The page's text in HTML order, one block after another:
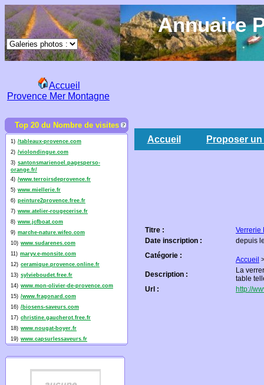
Annuaire
Accueil
Provence Mer Montagne
Top 20 du Nombre de visites
1) /tableaux-provence.com
2) /violondingue.com
3) santonsmarienoel.pagesperso-
orange.fr/
4) /www.terroirsdeprovence.fr
5) www.miellerie.fr
6) peinture2provence.free.fr
7) www.atelier-rougecerise.fr
8) www.jcfboat.com
9) marche-nature.wifeo.com
10) www.sudarenes.com
11) maryv.e-monsite.com
12) ceramique.provence.online.fr
13) sylvieboudet.free.fr
14) www.mon-olivier-de-provence.com
15) /www.fragonard.com
16) /biosens-saveurs.com
17) christine.gaucherot.free.fr
18) www.nougat-boyer.fr
19) www.capsurlessaveurs.fr
Accueil Proposer
Titre :
Verrerie
Date inscription :
depuis
Catégorie :
Accueil
Description :
La
table
Url :
http://